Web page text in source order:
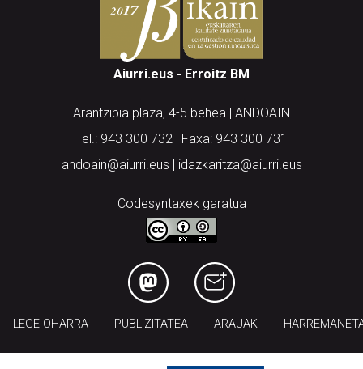
Aiurri.eus - Erroitz BM
Arantzibia plaza, 4-5 behea | ANDOAIN
Tel.: 943 300 732 | Faxa: 943 300 731
andoain@aiurri.eus | idazkaritza@aiurri.eus
Codesyntaxek garatua
LEGE OHARRA PUBLIZITATEA ARAUAK